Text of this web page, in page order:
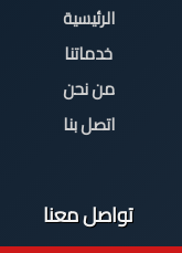
الرئيسية
خدماتنا
من نحن
اتصل بنا
تواصل معنا